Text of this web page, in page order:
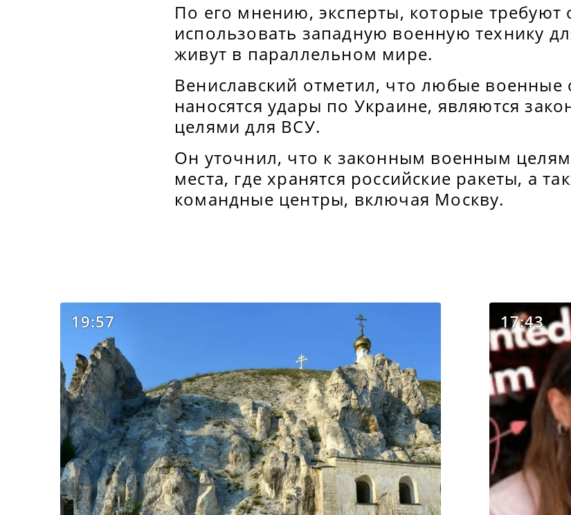
По его мнению, эксперты, которые требуют
использовать западную военную технику
живут в параллельном мире.
Вениславский отметил, что любые военные
наносятся удары по Украине, являются
целями для ВСУ.
Он уточнил, что к законным военным целям
места, где хранятся российские ракеты, а
командные центры, включая Москву.
19:57 17:43